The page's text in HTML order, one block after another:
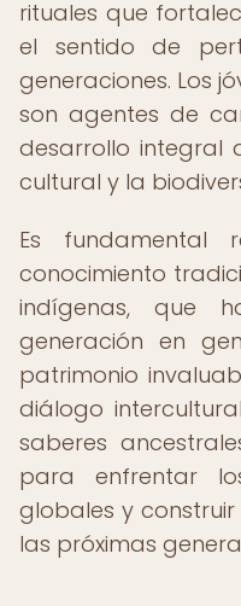
rituales que
el sentido de
generaciones. Los
son agentes de
desarrollo integral
cultural y la
Es fundamental
conocimiento
indígenas, que
generación en
patrimonio
diálogo
saberes
para enfrentar
globales y
las próximas